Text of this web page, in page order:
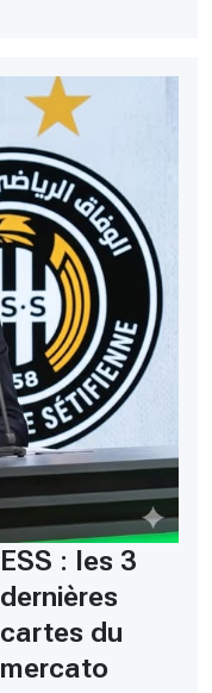
ESS : les 3
dernières
cartes du
mercato